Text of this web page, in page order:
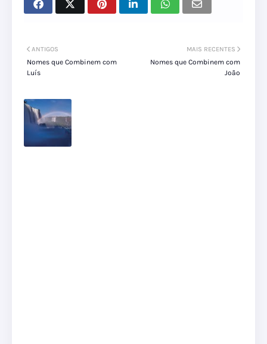
MAIS RECENTES
Nomes que Combinem com
João
ANTIGOS
Nomes que Combinem com
Luís